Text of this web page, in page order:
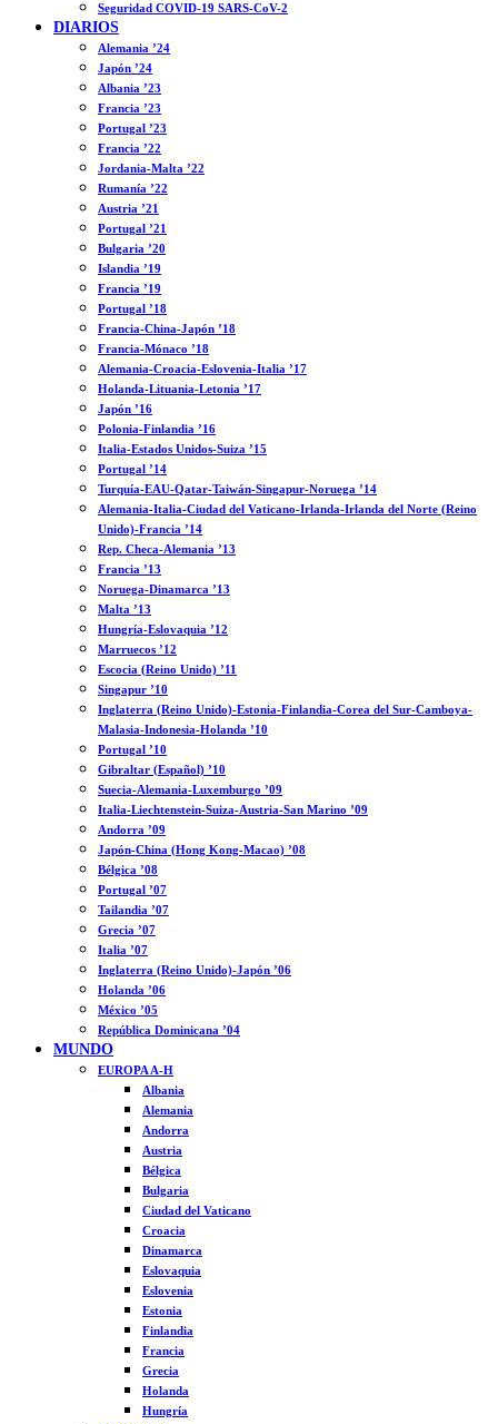
Seguridad COVID-19 SARS-CoV-2
DIARIOS
Alemania ’24
Japón ’24
Albania ’23
Francia ’23
Portugal ’23
Francia ’22
Jordania-Malta ’22
Rumanía ’22
Austria ’21
Portugal ’21
Bulgaria ’20
Islandia ’19
Francia ’19
Portugal ’18
Francia-China-Japón ’18
Francia-Mónaco ’18
Alemania-Croacia-Eslovenia-Italia ’17
Holanda-Lituania-Letonia ’17
Japón ’16
Polonia-Finlandia ’16
Italia-Estados Unidos-Suiza ’15
Portugal ’14
Turquía-EAU-Qatar-Taiwán-Singapur-Noruega ’14
Alemania-Italia-Ciudad del Vaticano-Irlanda-Irlanda del Norte (Reino
Unido)-Francia ’14
Rep. Checa-Alemania ’13
Francia ’13
Noruega-Dinamarca ’13
Malta ’13
Hungría-Eslovaquia ’12
Marruecos ’12
Escocia (Reino Unido) ’11
Singapur ’10
Inglaterra (Reino Unido)-Estonia-Finlandia-Corea del Sur-Camboya-
Malasia-Indonesia-Holanda ’10
Portugal ’10
Gibraltar (Español) ’10
Suecia-Alemania-Luxemburgo ’09
Italia-Liechtenstein-Suiza-Austria-San Marino ’09
Andorra ’09
Japón-China (Hong Kong-Macao) ’08
Bélgica ’08
Portugal ’07
Tailandia ’07
Grecia ’07
Italia ’07
Inglaterra (Reino Unido)-Japón ’06
Holanda ’06
México ’05
República Dominicana ’04
MUNDO
EUROPA A-H
Albania
Alemania
Andorra
Austria
Bélgica
Bulgaria
Ciudad del Vaticano
Croacia
Dinamarca
Eslovaquia
Eslovenia
Estonia
Finlandia
Francia
Grecia
Holanda
Hungría